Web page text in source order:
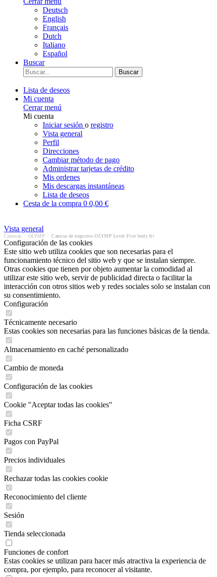
Deutsch
English
Français
Dutch
Italiano
Español
Buscar
Buscar
Lista de deseos
Mi cuenta
Cerrar menú
Mi cuenta
Iniciar sesión o registro
Vista general
Perfil
Direcciones
Cambiar método de pago
Administrar tarjetas de crédito
Mis ordenes
Mis descargas instantáneas
Lista de deseos
Cesta de la compra 0 0,00 €
Vista general
Camisas OLYMP Camisa de negocios OLYMP Level Five body fit
Configuración de las cookies
Este sitio web utiliza cookies que son necesarias para el
funcionamiento técnico del sitio web y que se instalan siempre.
Otras cookies que tienen por objeto aumentar la comodidad al
utilizar este sitio web, servir de publicidad directa o facilitar la
interacción con otros sitios web y redes sociales solo se instalan con
su consentimiento.
Configuración
Técnicamente necesario
Estas cookies son necesarias para las funciones básicas de la tienda.
Almacenamiento en caché personalizado
Cambio de moneda
Configuración de las cookies
Cookie "Aceptar todas las cookies"
Ficha CSRF
Pagos con PayPal
Precios individuales
Rechazar todas las cookies cookie
Reconocimiento del cliente
Sesión
Tienda seleccionada
Funciones de confort
Estas cookies se utilizan para hacer más atractiva la experiencia de
compra, por ejemplo, para reconocer al visitante.